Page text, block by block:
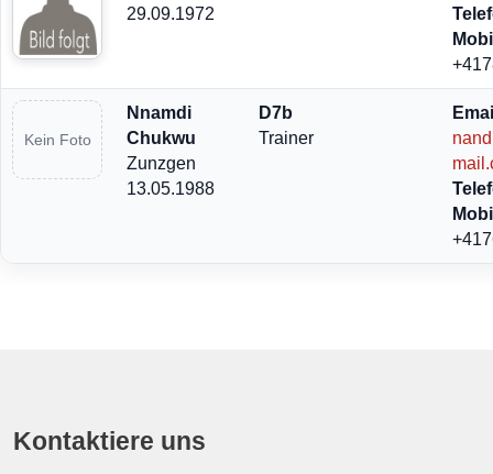
29.09.1972
Kein Foto
Nnamdi
Chukwu
Zunzgen
13.05.1988
D7b
Trainer
Kontaktiere uns